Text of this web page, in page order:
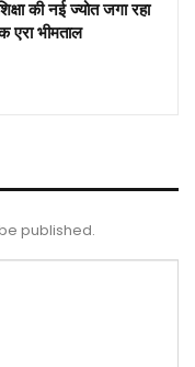
की नई ज्योत जगा रहा
एरा भीमताल
published.